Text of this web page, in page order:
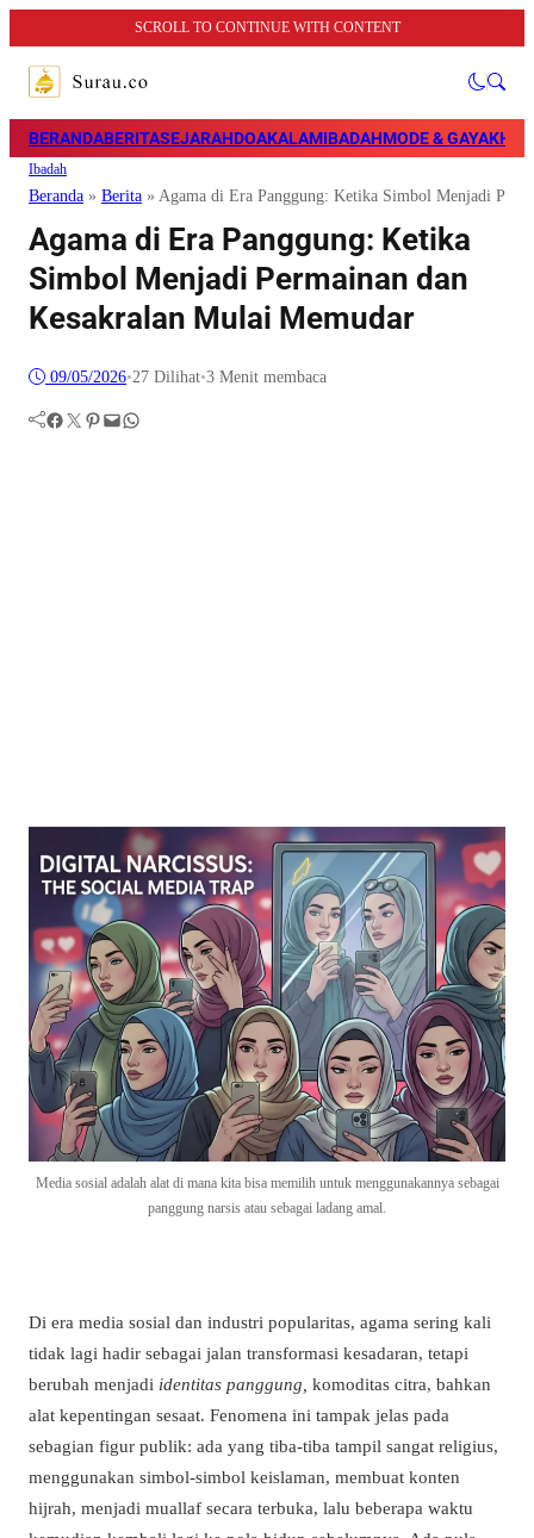
SCROLL TO CONTINUE WITH CONTENT
BERANDABERITASEJARAHDOAKALAMIBADAHMODE & GAYA
Ibadah
Beranda » Berita » Agama di Era Panggung: Ketika Simbol Menjadi
Agama di Era Panggung: Ketika
Simbol Menjadi Permainan dan
Kesakralan Mulai Memudar
09/05/2026•27 Dilihat•3 Menit membaca
Facebook Twitter Pinterest Mail WhatsApp
Media sosial adalah alat di mana kita bisa memilih untuk menggunakannya sebagai
panggung narsis atau sebagai ladang amal.
Di era media sosial dan industri popularitas, agama sering kali
tidak lagi hadir sebagai jalan transformasi kesadaran, tetapi
berubah menjadi identitas panggung, komoditas citra, bahkan
alat kepentingan sesaat. Fenomena ini tampak jelas pada
sebagian figur publik: ada yang tiba-tiba tampil sangat religius,
menggunakan simbol-simbol keislaman, membuat konten
hijrah, menjadi muallaf secara terbuka, lalu beberapa waktu